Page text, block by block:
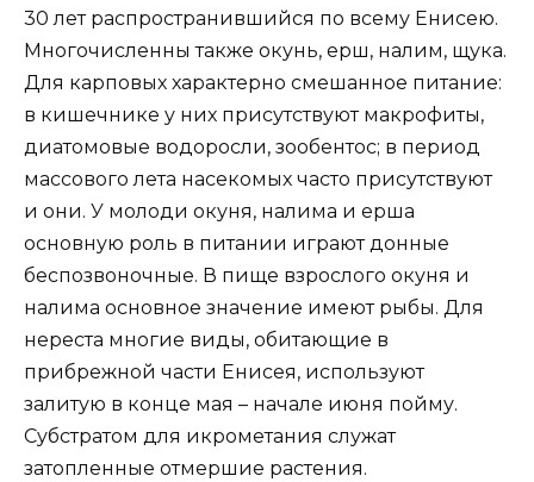
30 лет распространившийся по всему Енисею.
Многочисленны также окунь, ерш, налим, щука.
Для карповых характерно смешанное питание:
в кишечнике у них присутствуют макрофиты,
диатомовые водоросли, зообентос; в период
массового лета насекомых часто присутствуют
и они. У молоди окуня, налима и ерша
основную роль в питании играют донные
беспозвоночные. В пище взрослого окуня и
налима основное значение имеют рыбы. Для
нереста многие виды, обитающие в
прибрежной части Енисея, используют
залитую в конце мая – начале июня пойму.
Субстратом для икрометания служат
затопленные отмершие растения.